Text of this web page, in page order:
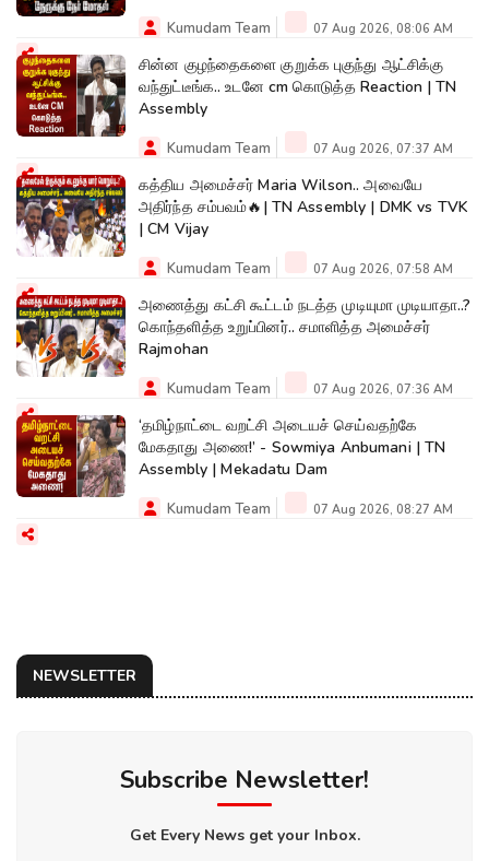
Kumudam Team 07 Aug 2026, 08:06 AM
சின்ன குழந்தைகளை குறுக்க புகுந்து ஆட்சிக்கு
வந்துட்டீங்க.. உடனே cm கொடுத்த Reaction | TN
Assembly
Kumudam Team 07 Aug 2026, 07:37 AM
கத்திய அமைச்சர் Maria Wilson.. அவையே
அதிர்ந்த சம்பவம்🔥| TN Assembly | DMK vs TVK
| CM Vijay
Kumudam Team 07 Aug 2026, 07:58 AM
அணைத்து கட்சி கூட்டம் நடத்த முடியுமா முடியாதா..?
கொந்தளித்த உறுப்பினர்.. சமாளித்த அமைச்சர்
Rajmohan
Kumudam Team 07 Aug 2026, 07:36 AM
‘தமிழ்நாட்டை வறட்சி அடையச் செய்வதற்கே
மேகதாது அணை!’ - Sowmiya Anbumani | TN
Assembly | Mekadatu Dam
Kumudam Team 07 Aug 2026, 08:27 AM
NEWSLETTER
Subscribe Newsletter!
Get Every News get your Inbox.